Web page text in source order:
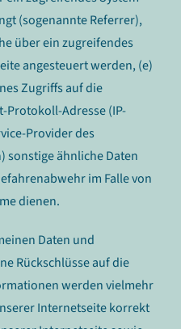
(sogenannte Referrer),
über ein zugreifendes
angesteuert werden, (e)
Zugriffs auf die
Protokoll-Adresse (IP-
Provider des
sonstige ähnliche Daten
im Falle von
dienen.
Daten und
Rückschlüsse auf die
werden vielmehr
Internetseite korrekt